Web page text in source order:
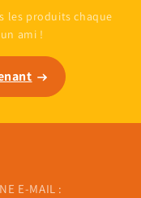
les produits chaque
ami !
E-MAIL :